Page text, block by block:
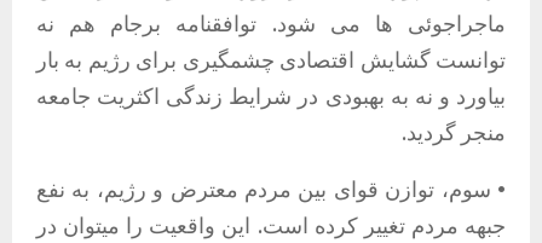
ماجراجوئی ها می شود. توافقنامه برجام هم نه
توانست گشایش اقتصادی چشمگیری برای رژیم به بار
بیاورد و نه به بهبودی در شرایط زندگی اکثریت جامعه
منجر گردید.
• سوم، توازن قوای بین مردم معترض و رژیم، به نفع
جبهه مردم تغییر کرده است. این واقعیت را میتوان در